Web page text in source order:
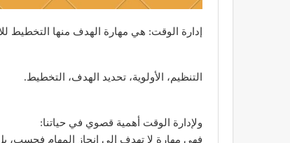
إدارة الوقت: هي مهارة الهدف منها التخطيط
التنظيم، الأولوية، تحديد الهدف، التخطيط.
ولإدارة الوقت أهمية قصوي في حياتنا:
فهي مهارة لا تهدف إلى إنجاز المهام فحسب، بل